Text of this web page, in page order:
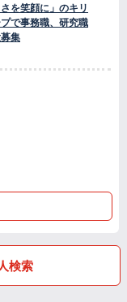
さを笑顔に」のキリ
で事務職、研究職
集
検索